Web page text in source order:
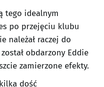
tego idealnym
po przejęciu klubu
należał raczej do
obdarzony Eddie
zamierzone efekty.
dość